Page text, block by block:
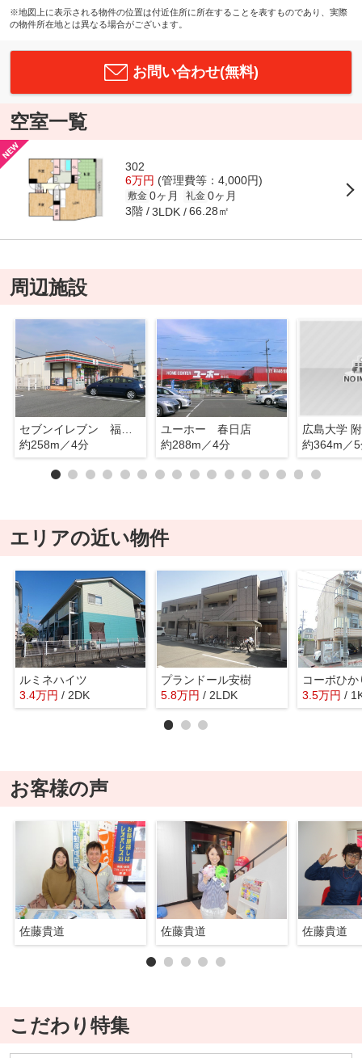
※地図上に表示される物件の位置は付近住所に所在することを表すものであり、実際
の物件所在地とは異なる場合がございます。
お問い合わせ(無料)
空室一覧
302
6万円 (管理費等：4,000円)
敷金 0ヶ月 礼金 0ヶ月
3階 3LDK 66.28㎡
周辺施設
セブンイレブン 福山春日6丁目店
約258m／4分
ユーホー 春日店
約288m／4分
約364m／
エリアの近い物件
ルミネハイツ
3.4万円 / 2DK
プランドール安樹
5.8万円 / 2LDK
コーポひか
3.5万円 /
お客様の声
佐藤貴道 佐藤貴道 佐藤貴道
こだわり特集